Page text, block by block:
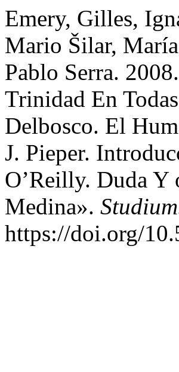
Emery, Gilles,
Mario Šilar,
Pablo Serra.
Trinidad En
Delbosco. El
J. Pieper.
O’Reilly. Duda
Medina».
https://doi.org/